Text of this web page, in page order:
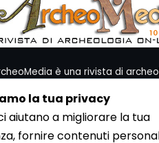
è una rivista di
contattare la Redazione potete
recapiti:
ArcheoMedia c/o
la tua privacy
aiutano a migliorare la tua
fornire contenuti